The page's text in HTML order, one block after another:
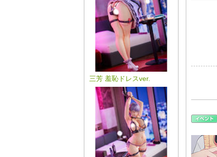
三芳 羞恥ドレスver.